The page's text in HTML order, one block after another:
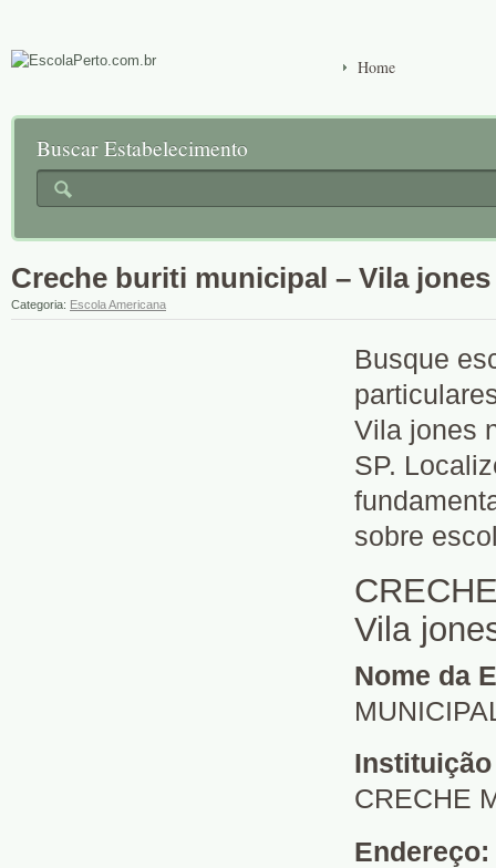
Home
Buscar Estabelecimento
Creche buriti municipal – Vila jones
Categoria: Escola Americana
Busque
Vila jones
SP.
sobre
Vila
Nome da
CRECHE
Endereço: